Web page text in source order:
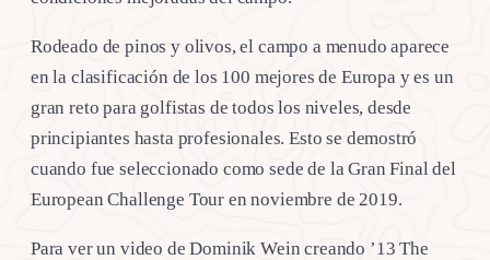
Rodeado de pinos y olivos, el campo a menudo aparece
en la clasificación de los 100 mejores de Europa y es un
gran reto para golfistas de todos los niveles, desde
principiantes hasta profesionales. Esto se demostró
cuando fue seleccionado como sede de la Gran Final del
European Challenge Tour en noviembre de 2019.
Para ver un video de Dominik Wein creando ’13 The